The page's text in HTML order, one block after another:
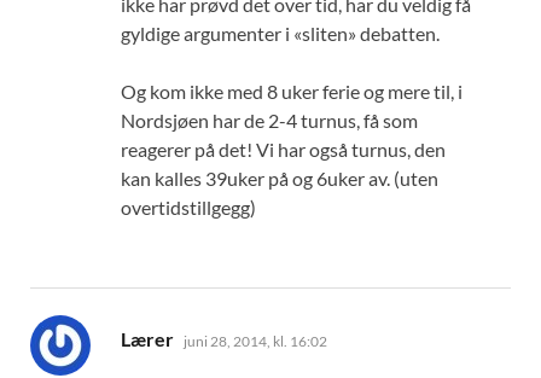
gyldige argumenter i «sliten» debatten.
Og kom ikke med 8 uker ferie og mere til, i
Nordsjøen har de 2-4 turnus, få som
reagerer på det! Vi har også turnus, den
kan kalles 39uker på og 6uker av. (uten
overtidstillgegg)
Lærer sier:
juni 28, 2014, kl. 16:02